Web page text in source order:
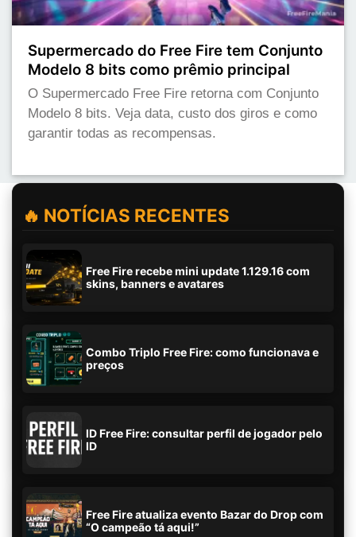
Supermercado do Free Fire tem Conjunto
Modelo 8 bits como prêmio principal
O Supermercado Free Fire retorna com Conjunto
Modelo 8 bits. Veja data, custo dos giros e como
garantir todas as recompensas.
🔥 NOTÍCIAS RECENTES
Free Fire recebe mini update 1.129.16 com
skins, banners e avatares
Combo Triplo Free Fire: como funcionava e
preços
ID Free Fire: consultar perfil de jogador pelo
ID
Free Fire atualiza evento Bazar do Drop com
“O campeão tá aqui!”